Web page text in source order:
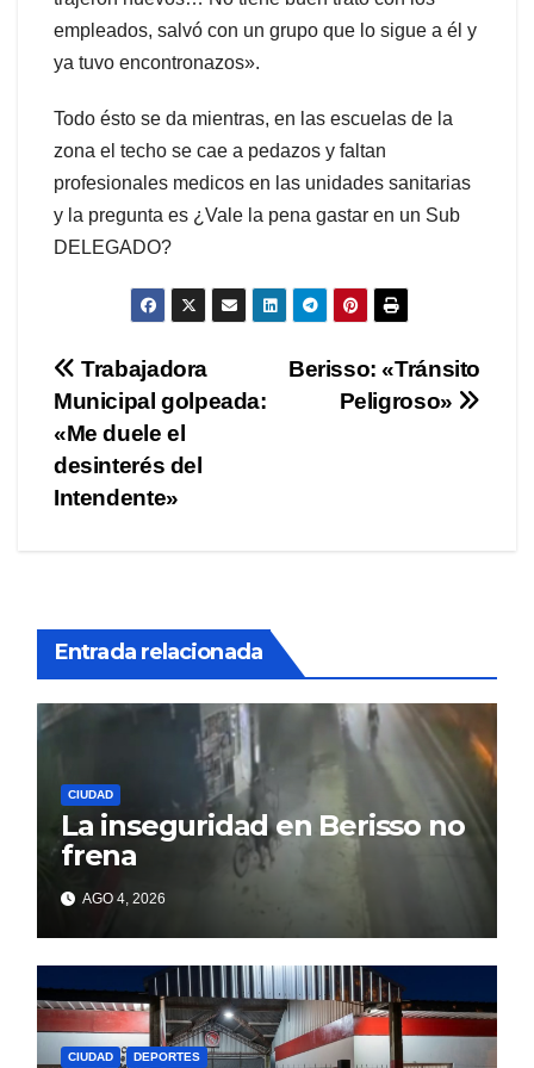
empleados, salvó con un grupo que lo sigue a él y
ya tuvo encontronazos».
Todo ésto se da mientras, en las escuelas de la
zona el techo se cae a pedazos y faltan
profesionales medicos en las unidades sanitarias
y la pregunta es ¿Vale la pena gastar en un Sub
DELEGADO?
Navegación
de
entradas
Berisso: «Tránsito
Peligroso»
Trabajadora
Municipal golpeada:
«Me duele el
desinterés del
Intendente»
Entrada relacionada
CIUDAD
La inseguridad en Berisso no
frena
AGO 4, 2026
CIUDAD DEPORTES